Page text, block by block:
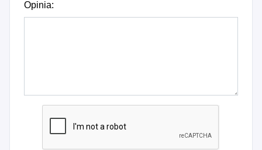
Opinia: